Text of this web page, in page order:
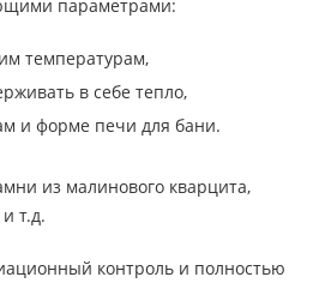
параметрами:
температурам,
в себе тепло,
и форме печи для бани.
из малинового кварцита,
т.д.
контроль и полностью